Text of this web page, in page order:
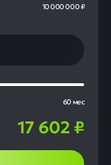
10 000 000 ₽
60 мес
17 602₽